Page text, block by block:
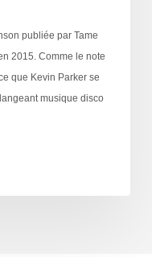
publiée par Tame
2015. Comme le note
que Kevin Parker se
musique disco